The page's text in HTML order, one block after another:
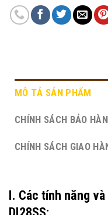
MÔ TẢ SẢN PHẨM
CHÍNH SÁCH BẢO
CHÍNH SÁCH GIAO
I. Các tính năng
DI28SS: